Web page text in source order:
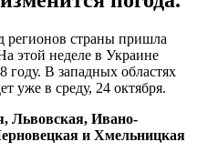
регионов страны пришла
этой неделе в Украине
году. В западных областях
уже в среду, 24 октября.
Львовская, Ивано-
и Хмельницкая